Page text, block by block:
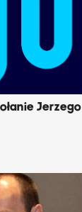
Jerzego